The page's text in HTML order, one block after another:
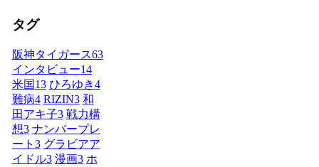
タグ
阪神タイガース63
インタビュー14
米国13 ひろゆき4
難病4 RIZIN3 和
田アキ子3 戦力構
想3 ナンバープレ
ート 3 グラビアア
イドル3 漫画3 ホ